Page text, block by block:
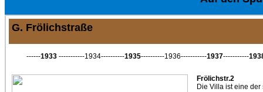
G. Frölichstraße
------1933-----------1934----------1935----------1936-----------1937-----------
Frölichstr.2
Die Villa ist eine